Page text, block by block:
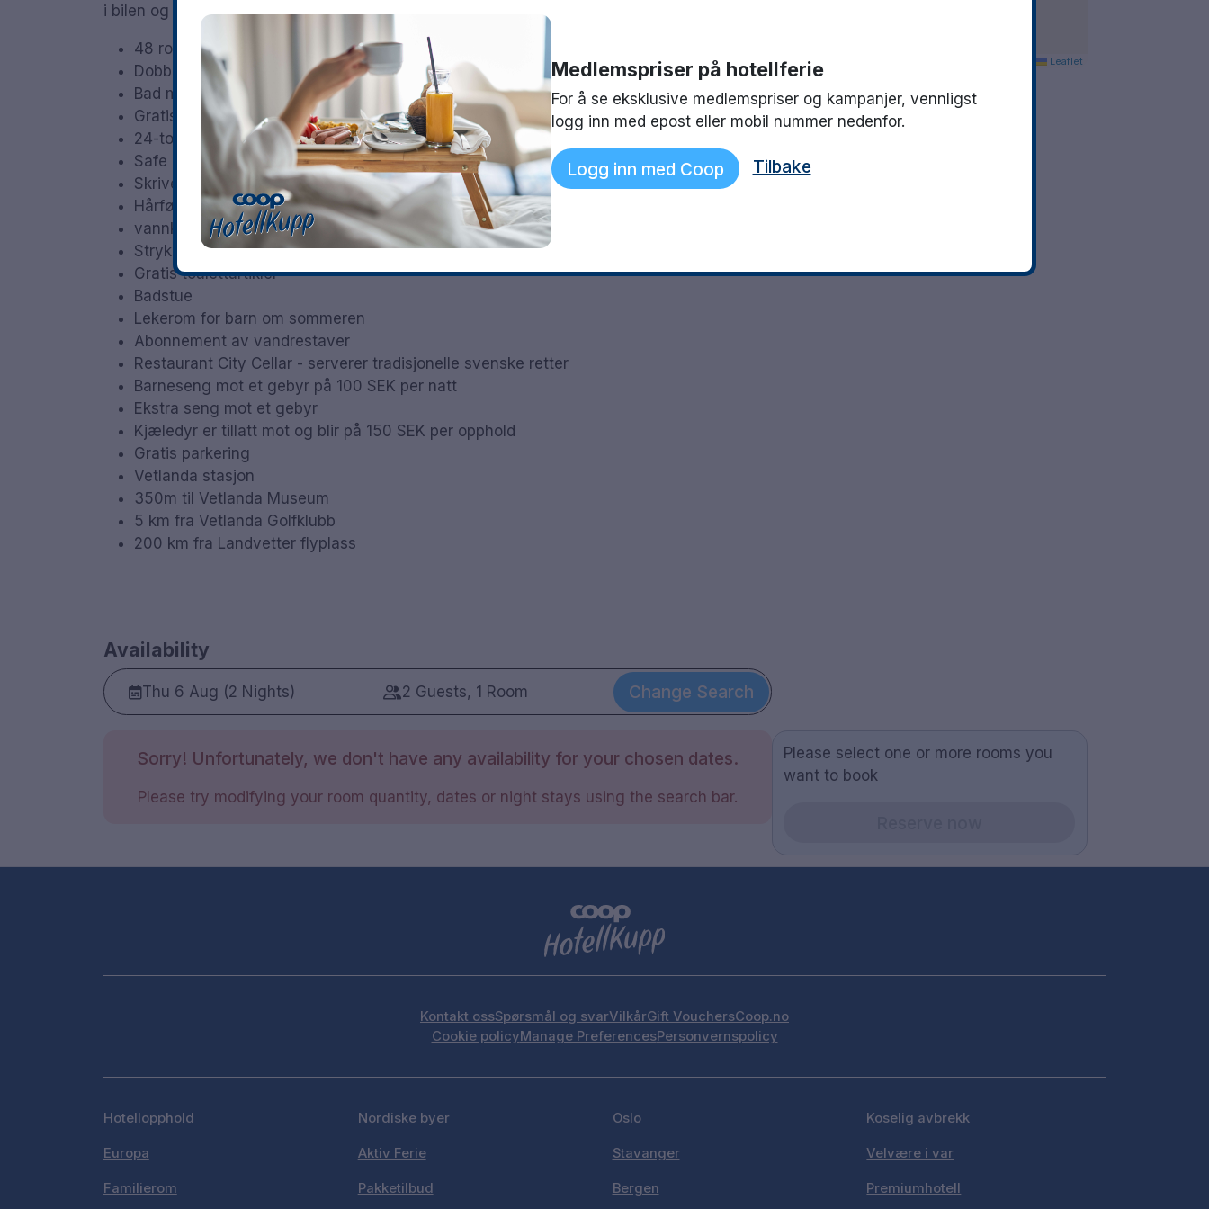
i bilen og kjøre for å se hvordan glassblåserne fungerer.
48 rom
Dobbelrom og familierom
Bad med dusj eller badekar
Gratis Wi-Fi
24-tommers TV
Safe
Skrivebord
Hårføner
vannkoker
Strykejern / strykebrett på forespørsel
Gratis toalettartikler
Badstue
Lekerom for barn om sommeren
Abonnement av vandrestaver
Restaurant City Cellar - serverer tradisjonelle svenske retter
Barneseng mot et gebyr på 100 SEK per natt
Ekstra seng mot et gebyr
Kjæledyr er tillatt mot og blir på 150 SEK per opphold
Gratis parkering
Vetlanda stasjon
350m til Vetlanda Museum
5 km fra Vetlanda Golfklubb
200 km fra Landvetter flyplass
Availability
Thu 6 Aug (2 Nights) 2 Guests, 1 Room Change Search
Sorry! Unfortunately, we don't have any availability for your chosen dates.
Please try modifying your room quantity, dates or night stays using the search bar.
Leaflet
Please select one or more rooms you
want to book
Medlemspriser på hotellferie
For å se eksklusive medlemspriser og kampanjer, vennligst
logg inn med epost eller mobil nummer nedenfor.
Logg inn med Coop Tilbake
Kontakt ossSpørsmål og svarVilkårGift VouchersCoop.no
Cookie policyManage PreferencesPersonvernspolicy
Hotellopphold
Europa
Familierom
Nordiske byer
Aktiv Ferie
Pakketilbud
Oslo
Stavanger
Bergen
Koselig avbrekk
Velvære i var
Premiumhotell